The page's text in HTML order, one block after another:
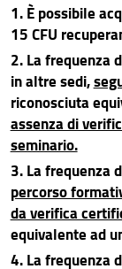
1. È possibile
15 CFU
2. La frequenza
in altre sedi,
riconosciuta
assenza di
seminario.
3. La frequenza
percorso
da verifica
equivalente ad
4. La frequenza